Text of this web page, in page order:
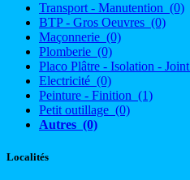
Transport - Manutention (0)
BTP - Gros Oeuvres (0)
Maçonnerie (0)
Plomberie (0)
Placo Plâtre - Isolation - Joint
Electricité (0)
Peinture - Finition (1)
Petit outillage (0)
Autres (0)
Localités